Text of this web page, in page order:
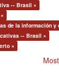
-- Brasil ×
de la información y
-- Brasil ×
×